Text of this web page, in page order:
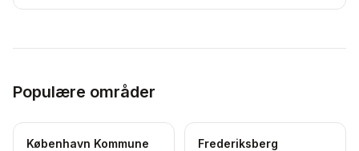
Populære områder
København Kommune
Frederiksberg